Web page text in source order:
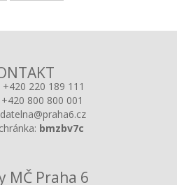
+420 220 189 111
+420 800 800 001
bmzbv7c
MČ Praha 6